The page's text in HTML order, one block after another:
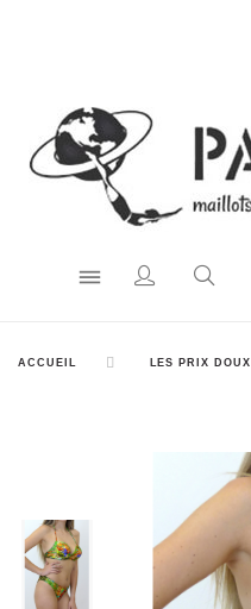
ACCUEIL LES PRIX DOUX